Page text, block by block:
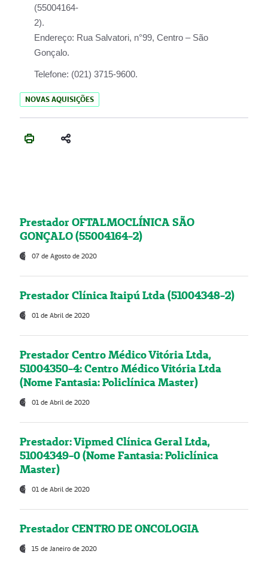
(55004164-
2).
Endereço: Rua Salvatori, n°99, Centro – São
Gonçalo.
Telefone: (021) 3715-9600.
NOVAS AQUISIÇÕES
Prestador OFTALMOCLÍNICA SÃO
GONÇALO (55004164-2)
07 de Agosto de 2020
Prestador Clínica Itaipú Ltda (51004348-2)
01 de Abril de 2020
Prestador Centro Médico Vitória Ltda,
51004350-4: Centro Médico Vitória Ltda
(Nome Fantasia: Policlínica Master)
01 de Abril de 2020
Prestador: Vipmed Clínica Geral Ltda,
51004349-0 (Nome Fantasia: Policlínica
Master)
01 de Abril de 2020
Prestador CENTRO DE ONCOLOGIA
15 de Janeiro de 2020